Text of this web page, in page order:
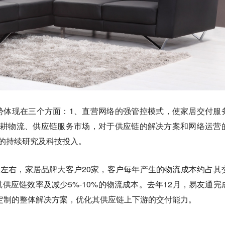
现在三个方面：1、直营网络的强管控模式，使家居交付服
物流、供应链服务市场，对于供应链的解决方案和网络运营
续研究及科技投入。
右，家居品牌大客户20家，客户每年产生的物流成本约占其
应链效率及减少5%-10%的物流成本。去年12月，易友通完
的整体解决方案，优化其供应链上下游的交付能力。